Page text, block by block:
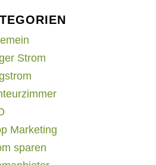
Strom
Marketing
sparen